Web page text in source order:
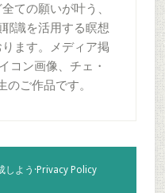
ての願いが叶う、
識を活用する瞑想
ます。メディア掲
コン画像、チェ・
のご作品です。
しよう·Privacy Policy